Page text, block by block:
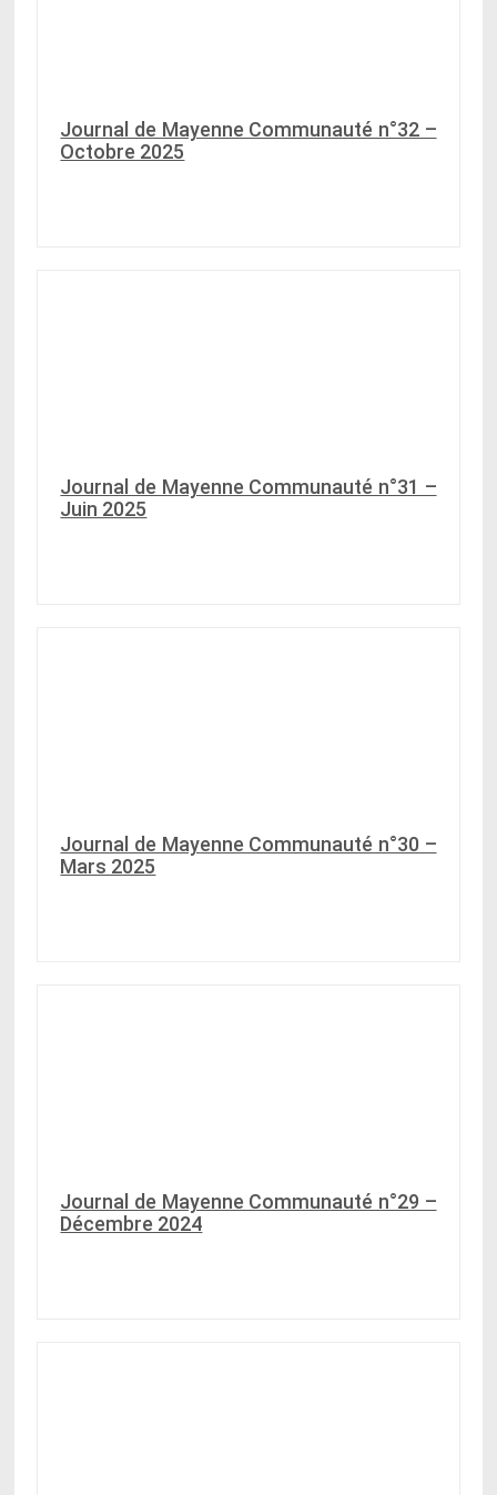
Journal de Mayenne Communauté n°32 –
Octobre 2025
Journal de Mayenne Communauté n°31 –
Juin 2025
Journal de Mayenne Communauté n°30 –
Mars 2025
Journal de Mayenne Communauté n°29 –
Décembre 2024